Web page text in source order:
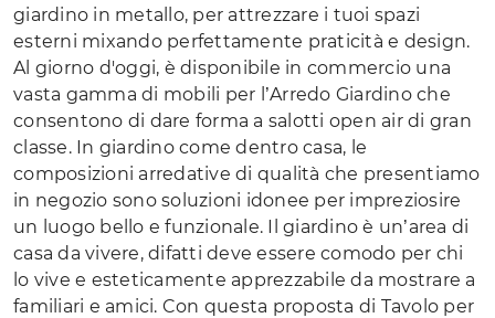
giardino in metallo, per attrezzare i tuoi spazi
esterni mixando perfettamente praticità e design.
Al giorno d'oggi, è disponibile in commercio una
vasta gamma di mobili per l’Arredo Giardino che
consentono di dare forma a salotti open air di gran
classe. In giardino come dentro casa, le
composizioni arredative di qualità che presentiamo
in negozio sono soluzioni idonee per impreziosire
un luogo bello e funzionale. Il giardino è un’area di
casa da vivere, difatti deve essere comodo per chi
lo vive e esteticamente apprezzabile da mostrare a
familiari e amici. Con questa proposta di Tavolo per